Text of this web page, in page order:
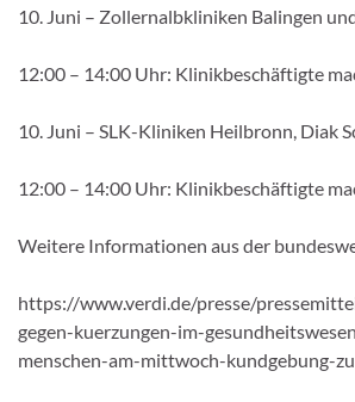
10. Juni – Zollernalbkliniken Balingen
12:00 – 14:00 Uhr: Klinikbeschäftigte
10. Juni – SLK-Kliniken Heilbronn, Diak
12:00 – 14:00 Uhr: Klinikbeschäftigte
Weitere Informationen aus der
https://www.verdi.de/presse/
gegen-kuerzungen-im-
menschen-am-mittwoch-kundgebung-